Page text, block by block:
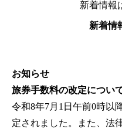
新着情報
新着情
お知らせ
旅券手数料の改定につい
令和8年7月1日午前0時以
定されました。また、法